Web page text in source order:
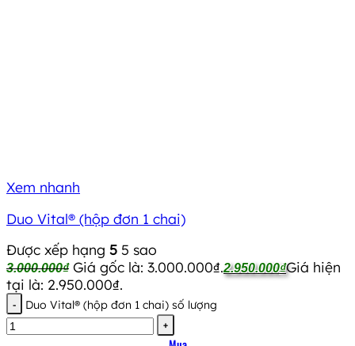
Xem nhanh
Duo Vital® (hộp đơn 1 chai)
Được xếp hạng 5 5 sao
3.000.000₫ Giá gốc là: 3.000.000₫.2.950.000₫Giá hiện
tại là: 2.950.000₫.
Duo Vital® (hộp đơn 1 chai) số lượng